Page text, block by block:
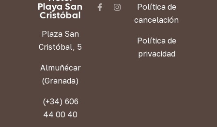
Playa San
Cristóbal
Plaza San
Cristóbal, 5
Almuñécar
(Granada)
(+34) 606
44 00 40
Política de
cancelación
Política de
privacidad